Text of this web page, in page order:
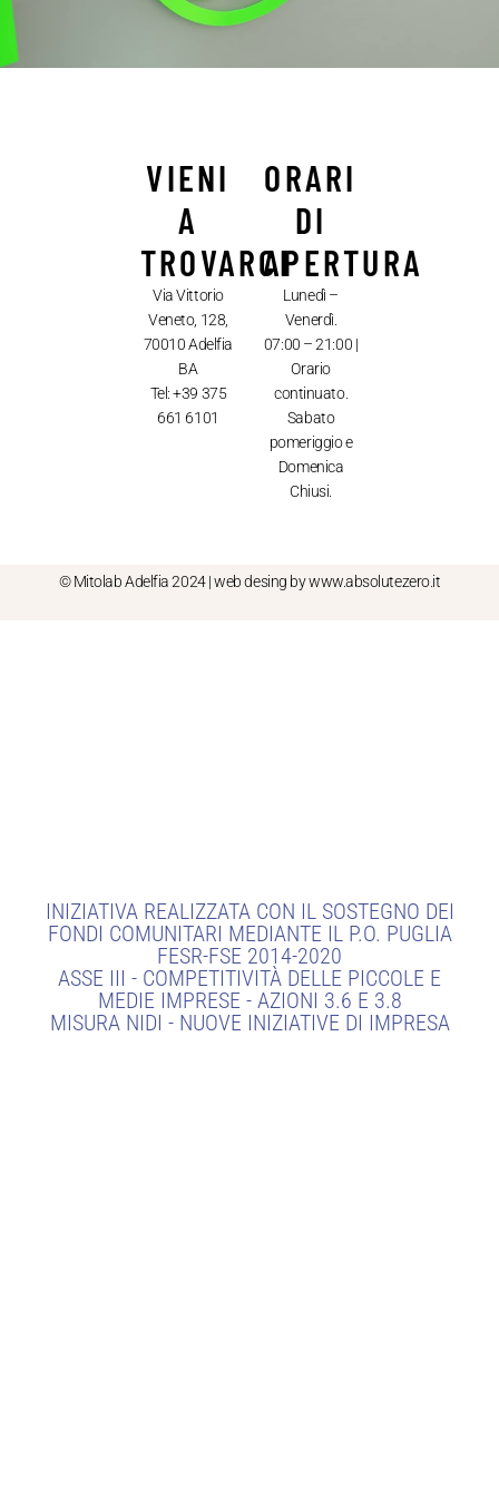
VIENI
A
TROVARCI
Via Vittorio
Veneto, 128,
70010 Adelfia
BA
Tel: +39 375
661 6101
ORARI
DI
APERTURA
Lunedì –
Venerdì.
07:00 – 21:00 |
Orario
continuato.
Sabato
pomeriggio e
Domenica
Chiusi.
© Mitolab Adelfia 2024 | web desing by www.absolutezero.it
INIZIATIVA REALIZZATA CON IL SOSTEGNO DEI
FONDI COMUNITARI MEDIANTE IL P.O. PUGLIA
FESR-FSE 2014-2020
ASSE III - COMPETITIVITÀ DELLE PICCOLE E
MEDIE IMPRESE - AZIONI 3.6 E 3.8
MISURA NIDI - NUOVE INIZIATIVE DI IMPRESA